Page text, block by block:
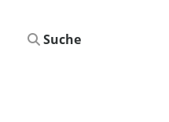
Suche